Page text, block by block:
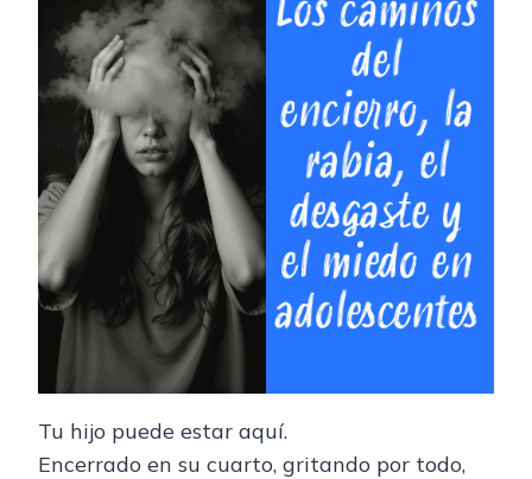
Tu hijo puede estar aquí.
Encerrado en su cuarto, gritando por todo,